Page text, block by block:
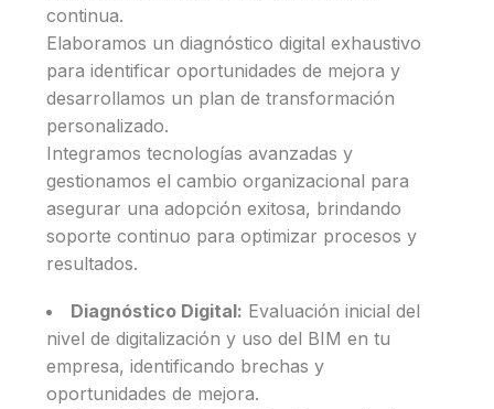
continua.
Elaboramos un diagnóstico digital exhaustivo
para identificar oportunidades de mejora y
desarrollamos un plan de transformación
personalizado.
Integramos tecnologías avanzadas y
gestionamos el cambio organizacional para
asegurar una adopción exitosa, brindando
soporte continuo para optimizar procesos y
resultados.
Diagnóstico Digital: Evaluación inicial del
nivel de digitalización y uso del BIM en tu
empresa, identificando brechas y
oportunidades de mejora.